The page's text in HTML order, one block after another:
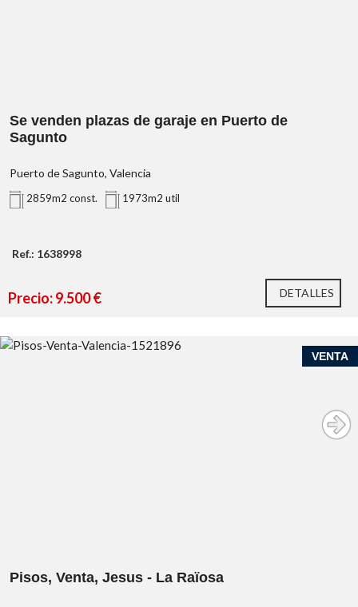
Se venden plazas de garaje en Puerto de
Sagunto
Puerto de Sagunto, Valencia
2859m2 const. 1973m2 util
Ref.: 1638998
Precio: 9.500 € DETALLES
VENTA
Pisos, Venta, Jesus - La Raïosa